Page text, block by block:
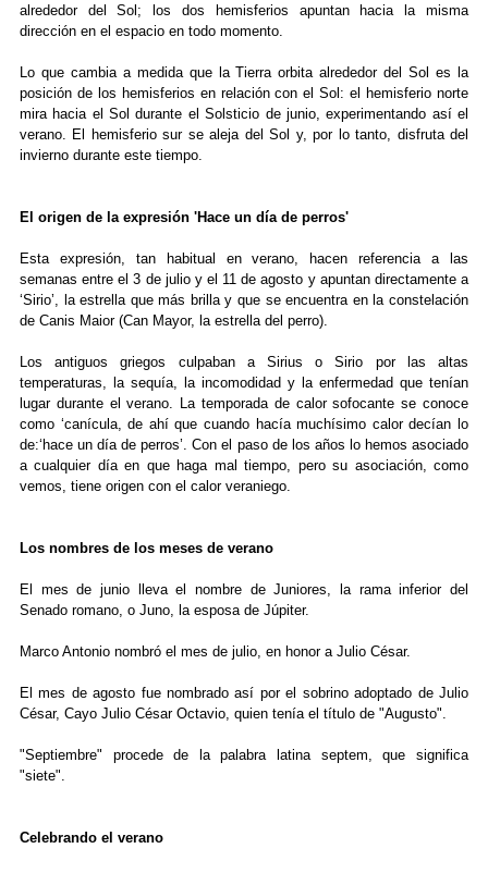
alrededor del Sol; los dos hemisferios apuntan hacia la misma
dirección en el espacio en todo momento.
Lo que cambia a medida que la Tierra orbita alrededor del Sol es la
posición de los hemisferios en relación con el Sol: el hemisferio norte
mira hacia el Sol durante el Solsticio de junio, experimentando así el
verano. El hemisferio sur se aleja del Sol y, por lo tanto, disfruta del
invierno durante este tiempo.
El origen de la expresión 'Hace un día de perros'
Esta expresión, tan habitual en verano, hacen referencia a las
semanas entre el 3 de julio y el 11 de agosto y apuntan directamente a
‘Sirio’, la estrella que más brilla y que se encuentra en la constelación
de Canis Maior (Can Mayor, la estrella del perro).
Los antiguos griegos culpaban a Sirius o Sirio por las altas
temperaturas, la sequía, la incomodidad y la enfermedad que tenían
lugar durante el verano. La temporada de calor sofocante se conoce
como ‘canícula, de ahí que cuando hacía muchísimo calor decían lo
de:‘hace un día de perros’. Con el paso de los años lo hemos asociado
a cualquier día en que haga mal tiempo, pero su asociación, como
vemos, tiene origen con el calor veraniego.
Los nombres de los meses de verano
El mes de junio lleva el nombre de Juniores, la rama inferior del
Senado romano, o Juno, la esposa de Júpiter.
Marco Antonio nombró el mes de julio, en honor a Julio César.
El mes de agosto fue nombrado así por el sobrino adoptado de Julio
César, Cayo Julio César Octavio, quien tenía el título de "Augusto".
"Septiembre" procede de la palabra latina septem, que significa
"siete".
Celebrando el verano